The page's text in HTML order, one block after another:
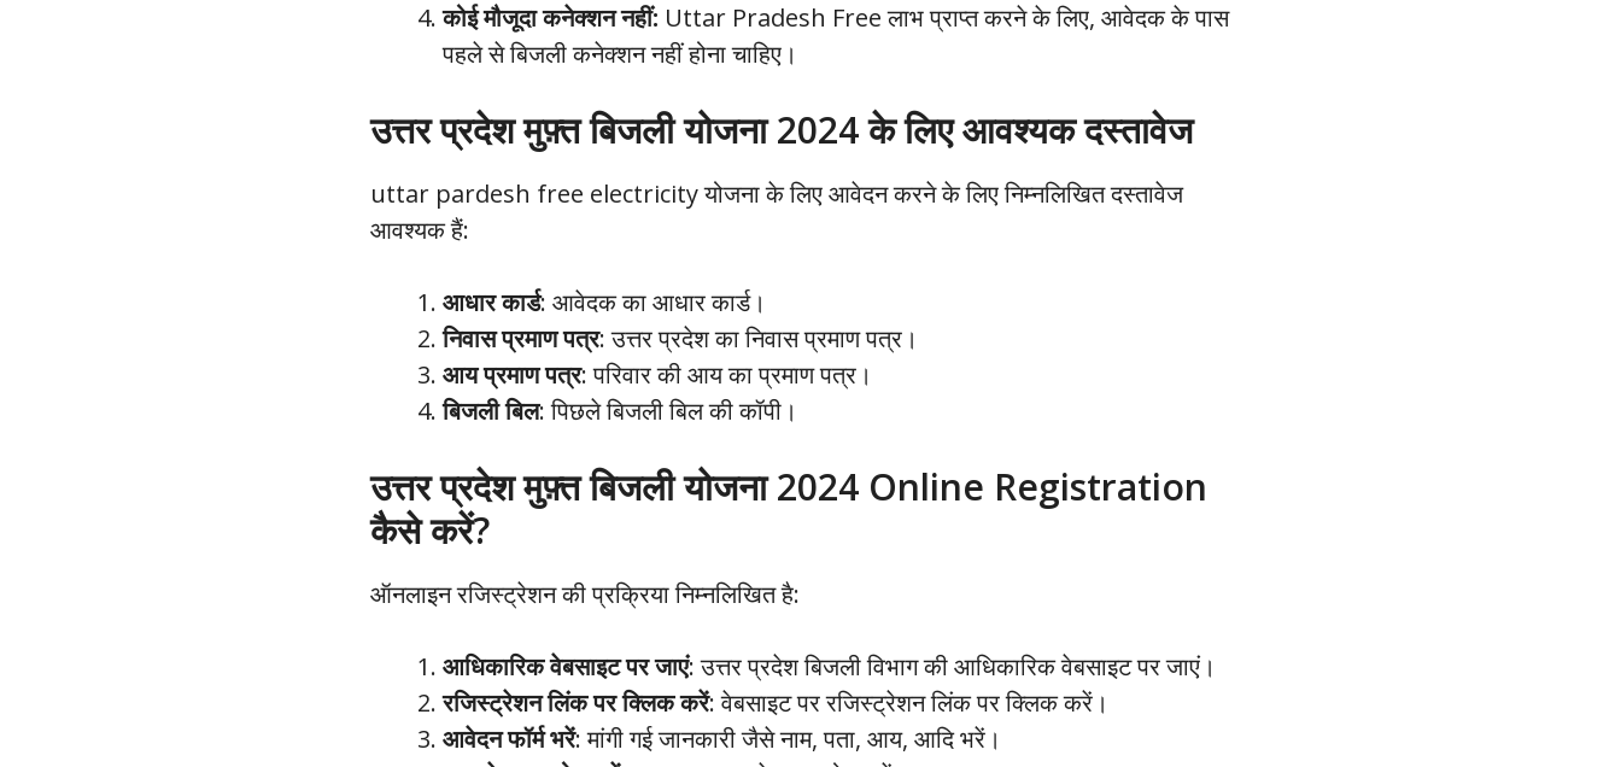
कोई मौजूदा कनेक्शन नहीं: Uttar Pradesh Free लाभ प्राप्त करने के लिए, आवेदक के पास
पहले से बिजली कनेक्शन नहीं होना चाहिए।
उत्तर प्रदेश मुफ़्त बिजली योजना 2024 के लिए आवश्यक दस्तावेज
uttar pardesh free electricity योजना के लिए आवेदन करने के लिए निम्नलिखित दस्तावेज
आवश्यक हैं:
आधार कार्ड: आवेदक का आधार कार्ड।
निवास प्रमाण पत्र: उत्तर प्रदेश का निवास प्रमाण पत्र।
आय प्रमाण पत्र: परिवार की आय का प्रमाण पत्र।
बिजली बिल: पिछले बिजली बिल की कॉपी।
उत्तर प्रदेश मुफ़्त बिजली योजना 2024 Online Registration
कैसे करें?
ऑनलाइन रजिस्ट्रेशन की प्रक्रिया निम्नलिखित है:
आधिकारिक वेबसाइट पर जाएं: उत्तर प्रदेश बिजली विभाग की आधिकारिक वेबसाइट पर जाएं।
रजिस्ट्रेशन लिंक पर क्लिक करें: वेबसाइट पर रजिस्ट्रेशन लिंक पर क्लिक करें।
आवेदन फॉर्म भरें: मांगी गई जानकारी जैसे नाम, पता, आय, आदि भरें।